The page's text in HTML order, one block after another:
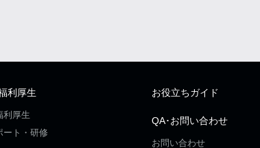
利厚生
利厚生
ート・研修
お役立ちガイド
QA･お問い合わせ
お問い合わせ